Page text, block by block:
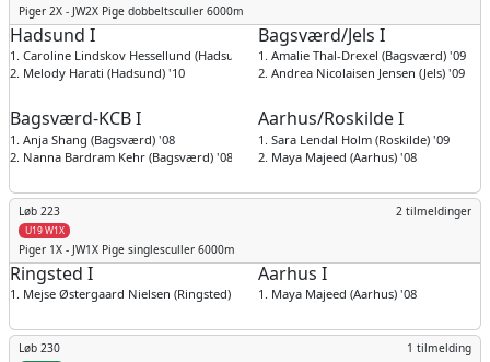
Piger 2X - JW2X Pige dobbeltsculler 6000m
Hadsund I
1. Caroline Lindskov Hessellund (Hadsund) '08
2. Melody Harati (Hadsund) '10
Bagsværd/Jels I
1. Amalie Thal-Drexel (Bagsværd) '09
2. Andrea Nicolaisen Jensen (Jels) '09
Bagsværd-KCB I
1. Anja Shang (Bagsværd) '08
2. Nanna Bardram Kehr (Bagsværd) '08
Aarhus/Roskilde I
1. Sara Lendal Holm (Roskilde) '09
2. Maya Majeed (Aarhus) '08
Løb 223 2 tilmeldinger
U19 W1X
Piger 1X - JW1X Pige singlesculler 6000m
Ringsted I
1. Mejse Østergaard Nielsen (Ringsted) '08
Aarhus I
1. Maya Majeed (Aarhus) '08
Løb 230 1 tilmelding